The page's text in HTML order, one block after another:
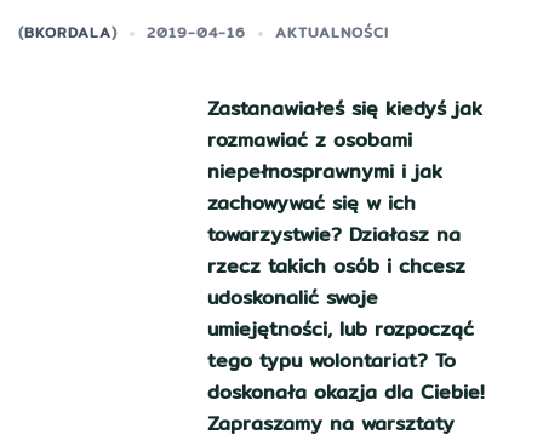
(BKORDALA) 2019-04-16 AKTUALNOŚCI
Zastanawiałeś się kiedyś jak
rozmawiać z osobami
niepełnosprawnymi i jak
zachowywać się w ich
towarzystwie? Działasz na
rzecz takich osób i chcesz
udoskonalić swoje
umiejętności, lub rozpocząć
tego typu wolontariat? To
doskonała okazja dla Ciebie!
Zapraszamy na warsztaty